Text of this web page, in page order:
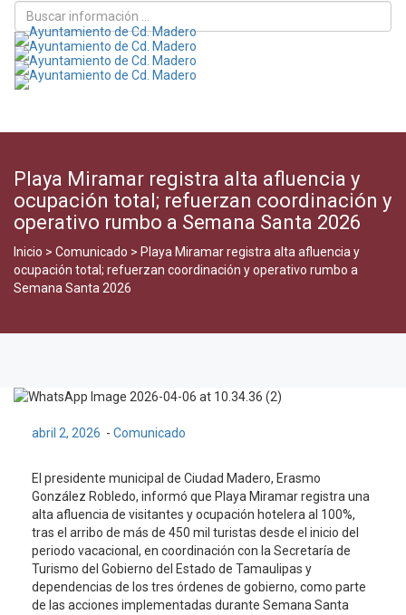
Playa Miramar registra alta afluencia y
ocupación total; refuerzan coordinación y
operativo rumbo a Semana Santa 2026
Inicio > Comunicado > Playa Miramar registra alta afluencia y
ocupación total; refuerzan coordinación y operativo rumbo a
Semana Santa 2026
abril 2, 2026 - Comunicado
El presidente municipal de Ciudad Madero, Erasmo
González Robledo, informó que Playa Miramar registra una
alta afluencia de visitantes y ocupación hotelera al 100%,
tras el arribo de más de 450 mil turistas desde el inicio del
periodo vacacional, en coordinación con la Secretaría de
Turismo del Gobierno del Estado de Tamaulipas y
dependencias de los tres órdenes de gobierno, como parte
de las acciones implementadas durante Semana Santa